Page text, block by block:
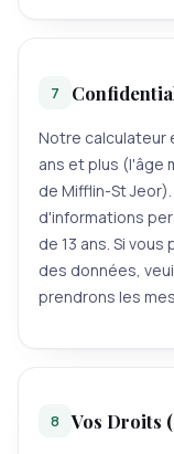
7
Notre calculateur
ans et plus (l'âge
de Mifflin-St
d'informations
de 13 ans. Si
des données,
prendrons les
8 Vos Droits